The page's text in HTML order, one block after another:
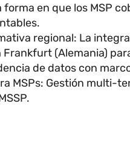
forma en que los MSP
regional: La
Frankfurt (Alemania)
de datos con
MSPs: Gestión multi-